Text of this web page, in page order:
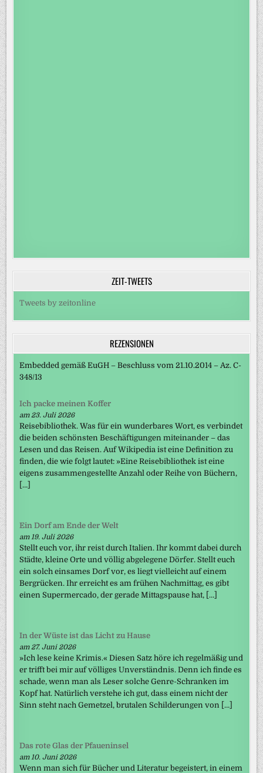
ZEIT-TWEETS
Tweets by zeitonline
REZENSIONEN
Embedded gemäß EuGH – Beschluss vom 21.10.2014 – Az. C-
348/13
Ich packe meinen Koffer
am 23. Juli 2026
Reisebibliothek. Was für ein wunderbares Wort, es verbindet
die beiden schönsten Beschäftigungen miteinander – das
Lesen und das Reisen. Auf Wikipedia ist eine Definition zu
finden, die wie folgt lautet: »Eine Reisebibliothek ist eine
eigens zusammengestellte Anzahl oder Reihe von Büchern,
[…]
Ein Dorf am Ende der Welt
am 19. Juli 2026
Stellt euch vor, ihr reist durch Italien. Ihr kommt dabei durch
Städte, kleine Orte und völlig abgelegene Dörfer. Stellt euch
ein solch einsames Dorf vor, es liegt vielleicht auf einem
Bergrücken. Ihr erreicht es am frühen Nachmittag, es gibt
einen Supermercado, der gerade Mittagspause hat, […]
In der Wüste ist das Licht zu Hause
am 27. Juni 2026
»Ich lese keine Krimis.« Diesen Satz höre ich regelmäßig und
er trifft bei mir auf völliges Unverständnis. Denn ich finde es
schade, wenn man als Leser solche Genre-Schranken im
Kopf hat. Natürlich verstehe ich gut, dass einem nicht der
Sinn steht nach Gemetzel, brutalen Schilderungen von […]
Das rote Glas der Pfaueninsel
am 10. Juni 2026
Wenn man sich für Bücher und Literatur begeistert, in einem